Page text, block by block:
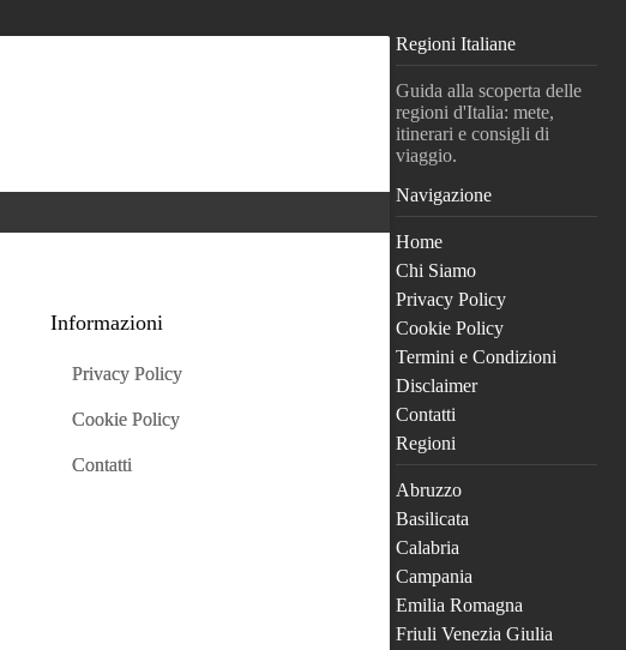
Informazioni
Privacy Policy
Cookie Policy
Contatti
Regioni Italiane
Guida alla scoperta delle
regioni d'Italia: mete,
itinerari e consigli di
viaggio.
Navigazione
Home
Chi Siamo
Privacy Policy
Cookie Policy
Termini e Condizioni
Disclaimer
Contatti
Regioni
Abruzzo
Basilicata
Calabria
Campania
Emilia Romagna
Friuli Venezia Giulia